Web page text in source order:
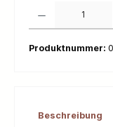
Produktnummer:
Beschreibung